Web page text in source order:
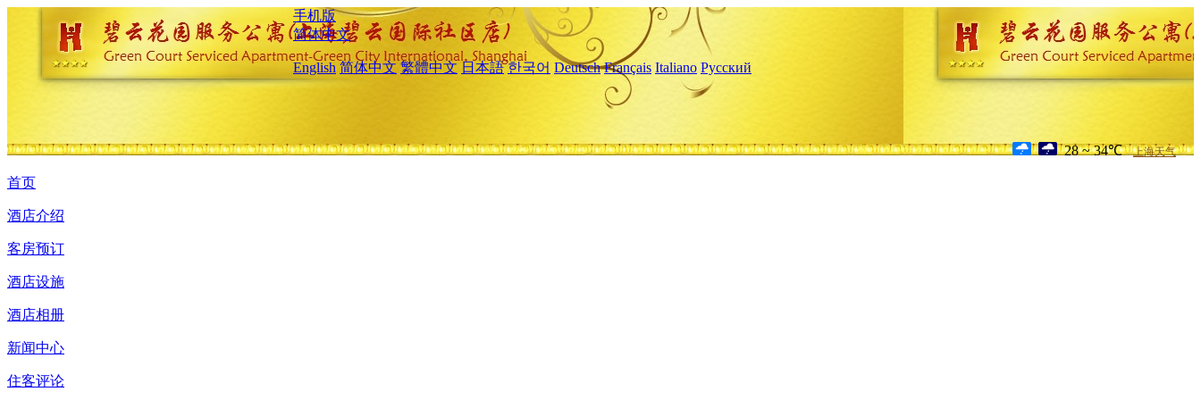
手机版
简体中文
English 简体中文 繁體中文 日本語 한국어 Deutsch Français Italiano Русский
28 ~ 34℃ 上海天气
首页
酒店介绍
客房预订
酒店设施
酒店相册
新闻中心
住客评论